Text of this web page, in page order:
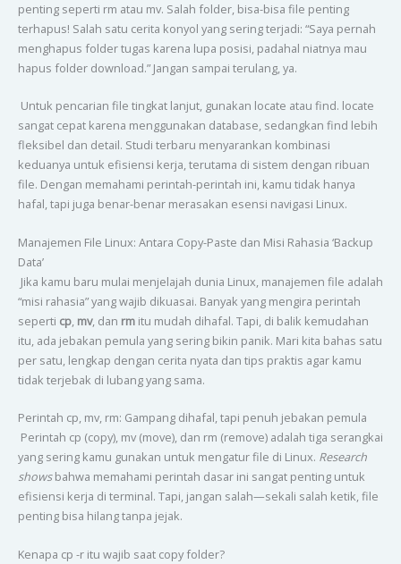
penting seperti rm atau mv. Salah folder, bisa-bisa file penting
terhapus! Salah satu cerita konyol yang sering terjadi: “Saya pernah
menghapus folder tugas karena lupa posisi, padahal niatnya mau
hapus folder download.” Jangan sampai terulang, ya.
Untuk pencarian file tingkat lanjut, gunakan locate atau find. locate
sangat cepat karena menggunakan database, sedangkan find lebih
fleksibel dan detail. Studi terbaru menyarankan kombinasi
keduanya untuk efisiensi kerja, terutama di sistem dengan ribuan
file. Dengan memahami perintah-perintah ini, kamu tidak hanya
hafal, tapi juga benar-benar merasakan esensi navigasi Linux.
Manajemen File Linux: Antara Copy-Paste dan Misi Rahasia ‘Backup
Data’
Jika kamu baru mulai menjelajah dunia Linux, manajemen file adalah
“misi rahasia” yang wajib dikuasai. Banyak yang mengira perintah
seperti cp, mv, dan rmitu mudah dihafal. Tapi, di balik kemudahan
itu, ada jebakan pemula yang sering bikin panik. Mari kita bahas satu
per satu, lengkap dengan cerita nyata dan tips praktis agar kamu
tidak terjebak di lubang yang sama.
Perintah cp, mv, rm: Gampang dihafal, tapi penuh jebakan pemula
Perintah cp (copy), mv (move), dan rm (remove) adalah tiga serangkai
yang sering kamu gunakan untuk mengatur file di Linux. Research
showsbahwa memahami perintah dasar ini sangat penting untuk
efisiensi kerja di terminal. Tapi, jangan salah—sekali salah ketik, file
penting bisa hilang tanpa jejak.
Kenapa cp -r itu wajib saat copy folder?